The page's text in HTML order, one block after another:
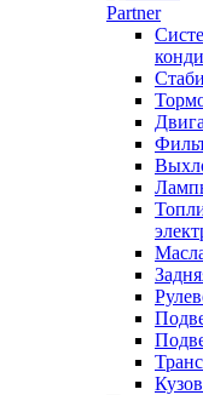
Partner